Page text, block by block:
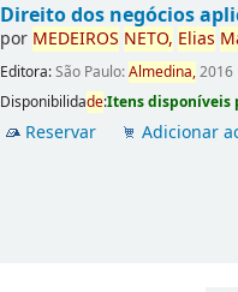
Direito dos negócios
por MEDEIROS NETO, Elias
Editora:São Paulo:Almedina,2016
Disponibilidade:Itens disponíveis
Reservar Adicionar